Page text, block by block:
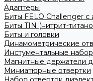
Адаптеры
Биты FELO Challenger
Биты TIN (нитрит-
Биты и головки
Динамометрические
Инстументальные
Магнитные держатели
Миниатюрные отвертки